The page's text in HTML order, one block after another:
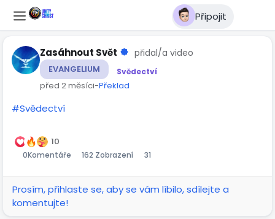
Připojit
Zasáhnout Svět přidal/a video
EVANGELIUM Svědectví
před 2 měsíci-Překlad
#Svědectví
10
0Komentáře 162 Zobrazení 31
Prosím, přihlaste se, aby se vám líbilo, sdílejte a
komentujte!